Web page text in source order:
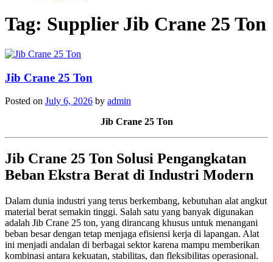
Tag: Supplier Jib Crane 25 Ton
Jib Crane 25 Ton
Posted on July 6, 2026 by admin
Jib Crane 25 Ton
Jib Crane 25 Ton Solusi Pengangkatan
Beban Ekstra Berat di Industri Modern
Dalam dunia industri yang terus berkembang, kebutuhan alat angkut
material berat semakin tinggi. Salah satu yang banyak digunakan
adalah Jib Crane 25 ton, yang dirancang khusus untuk menangani
beban besar dengan tetap menjaga efisiensi kerja di lapangan. Alat
ini menjadi andalan di berbagai sektor karena mampu memberikan
kombinasi antara kekuatan, stabilitas, dan fleksibilitas operasional.